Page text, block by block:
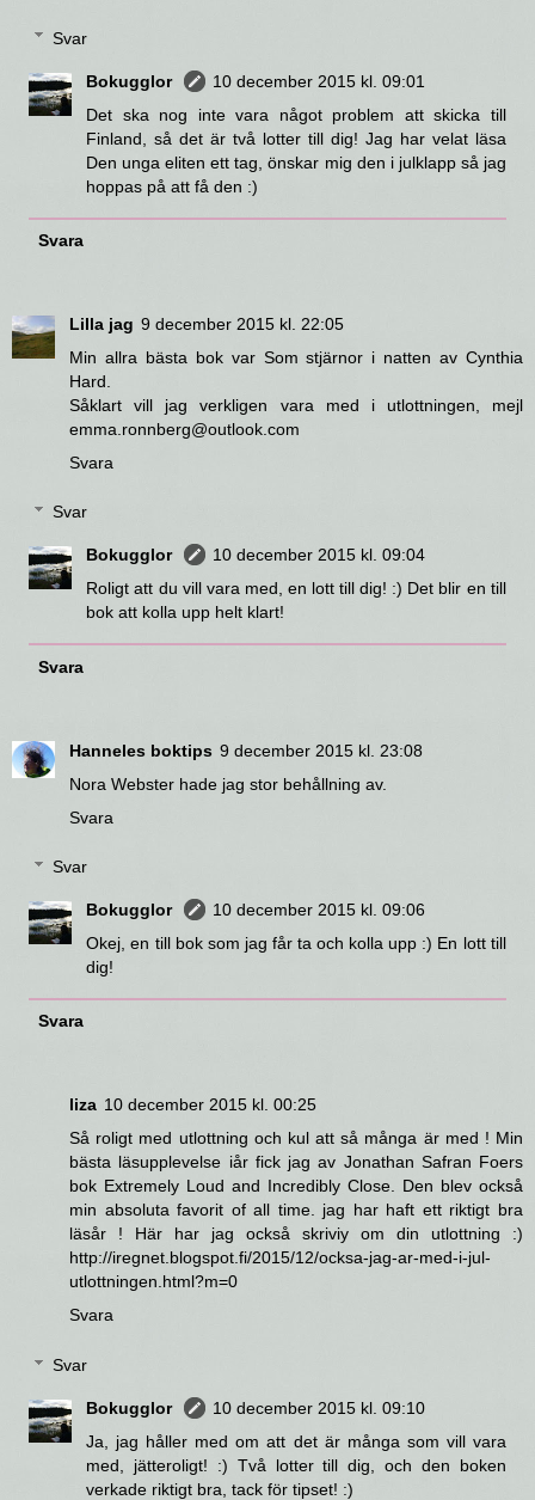
Svar
Bokugglor
10 december 2015 kl. 09:01
Det ska nog inte vara något problem att skicka till
Finland, så det är två lotter till dig! Jag har velat läsa
Den unga eliten ett tag, önskar mig den i julklapp så jag
hoppas på att få den :)
Svara
Lilla jag 9 december 2015 kl. 22:05
Min allra bästa bok var Som stjärnor i natten av Cynthia
Hard.
Såklart vill jag verkligen vara med i utlottningen, mejl
emma.ronnberg@outlook.com
Svara
Svar
Bokugglor
10 december 2015 kl. 09:04
Roligt att du vill vara med, en lott till dig! :) Det blir en till
bok att kolla upp helt klart!
Svara
Hanneles boktips 9 december 2015 kl. 23:08
Nora Webster hade jag stor behållning av.
Svara
Svar
Bokugglor
10 december 2015 kl. 09:06
Okej, en till bok som jag får ta och kolla upp :) En lott till
dig!
Svara
liza 10 december 2015 kl. 00:25
Så roligt med utlottning och kul att så många är med ! Min
bästa läsupplevelse iår fick jag av Jonathan Safran Foers
bok Extremely Loud and Incredibly Close. Den blev också
min absoluta favorit of all time. jag har haft ett riktigt bra
läsår ! Här har jag också skriviy om din utlottning :)
http://iregnet.blogspot.fi/2015/12/ocksa-jag-ar-med-i-jul-
utlottningen.html?m=0
Svara
Svar
Bokugglor
10 december 2015 kl. 09:10
Ja, jag håller med om att det är många som vill vara
med, jätteroligt! :) Två lotter till dig, och den boken
verkade riktigt bra, tack för tipset! :)